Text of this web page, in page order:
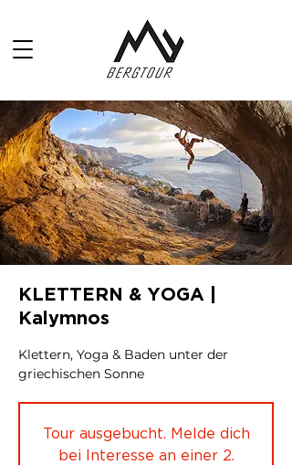
KLETTERN & YOGA |
Kalymnos
Klettern, Yoga & Baden unter der
griechischen Sonne
Tour ausgebucht. Melde dich
bei Interesse an einer 2.